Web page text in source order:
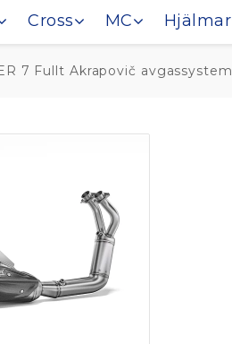
Cross MC Hjälmar
7 Fullt Akrapovič avgassystem